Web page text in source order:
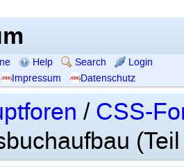
Help Search
Login
Impressum Datenschutz
/ CSS-